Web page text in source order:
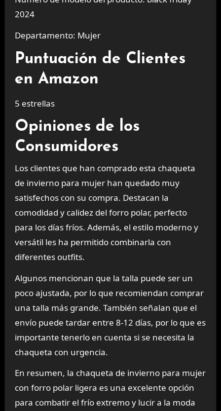
2024
Departamento: Mujer
Puntuación de Clientes
en Amazon
5 estrellas
Opiniones de los
Consumidores
Los clientes que han comprado esta chaqueta
de invierno para mujer han quedado muy
satisfechos con su compra. Destacan la
comodidad y calidez del forro polar, perfecto
para los días fríos. Además, el estilo moderno y
versátil les ha permitido combinarla con
diferentes outfits.
Algunos mencionan que la talla puede ser un
poco ajustada, por lo que recomiendan comprar
una talla más grande. También señalan que el
envío puede tardar entre 8-12 días, por lo que es
importante tenerlo en cuenta si se necesita la
chaqueta con urgencia.
En resumen, la chaqueta de invierno para mujer
con forro polar ligera es una excelente opción
para combatir el frío extremo y lucir a la moda